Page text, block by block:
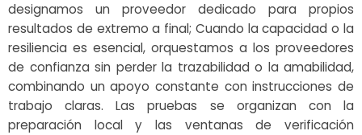
designamos un proveedor dedicado para propios
resultados de extremo a final; Cuando la capacidad o la
resiliencia es esencial, orquestamos a los proveedores
de confianza sin perder la trazabilidad o la amabilidad,
combinando un apoyo constante con instrucciones de
trabajo claras. Las pruebas se organizan con la
preparación local y las ventanas de verificación